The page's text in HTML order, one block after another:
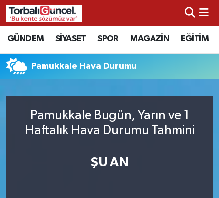
GÜNDEM SİYASET SPOR MAGAZİN EĞİTİM
Pamukkale Hava Durumu
Pamukkale Bugün, Yarın ve 1
Haftalık Hava Durumu Tahmini
ŞU AN
İzmir Nöbetçi Eczaneler
İzmir Hava Durumu
İzmir Trafik Yoğunluk Haritası
Süper Lig Puan Durumu ve Fikstür